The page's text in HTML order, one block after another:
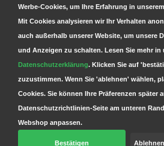
Werbe-Cookies, um Ihre Erfahrung in
Mit Cookies analysieren wir Ihr Verhalten
auch außerhalb unserer Website, um unsere
und Anzeigen zu schalten. Lesen Sie mehr in
Datenschutzerklärung. Klicken Sie auf
zuzustimmen. Wenn Sie 'ablehnen' wählen,
Cookies. Sie können Ihre Präferenzen später
Datenschutzrichtlinien-Seite am unteren
Webshop anpassen.
Bestätigen Ablehnen